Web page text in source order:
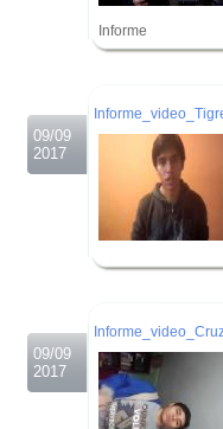
Informe
09/09
2017
09/09
2017